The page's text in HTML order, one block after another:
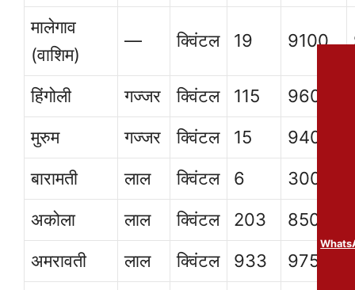
मालेगाव
(वाशिम)
— क्विंटल 19 9100
हिंगोली गज्जर क्विंटल 115 9600
मुरुम
गज्जर क्विंटल 15 9400
बारामती
लाल क्विंटल 6 3000
अकोला
लाल क्विंटल 203 8500
अमरावती
लाल क्विंटल 933 9750